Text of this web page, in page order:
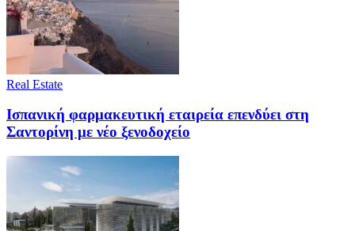
Real Estate
Ισπανική φαρμακευτική εταιρεία επενδύει στη
Σαντορίνη με νέο ξενοδοχείο